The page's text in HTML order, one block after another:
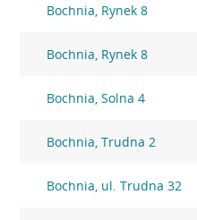
Bochnia, Rynek 8
Bochnia, Rynek 8
Bochnia, Solna 4
Bochnia, Trudna 2
Bochnia, ul. Trudna 32